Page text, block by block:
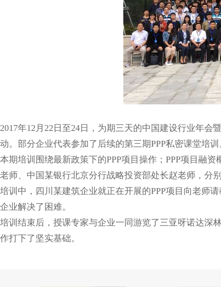
2017年12月22日至24日，为期三天的中国建设行业年
动。部分企业代表参加了后续的第三期PPP私密课堂培训
本期培训围绕最新政策下的PPP项目操作；PPP项目融
老师、中国某银行北京分行战略投资部处长赵老师，分
培训中，四川某建筑企业就正在开展的PPP项目向老师
企业解决了困难。
培训结束后，授课专家与企业一同游览了三亚呀诺达深
作打下了坚实基础。